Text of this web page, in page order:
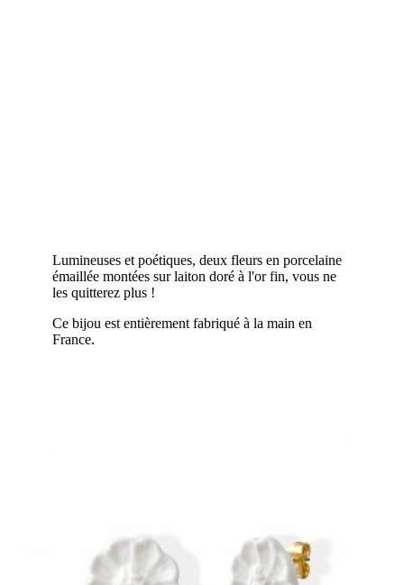
Lumineuses et poétiques, deux fleurs en porcelaine
émaillée montées sur laiton doré à l'or fin, vous ne
les quitterez plus !
Ce bijou est entièrement fabriqué à la main en
France.